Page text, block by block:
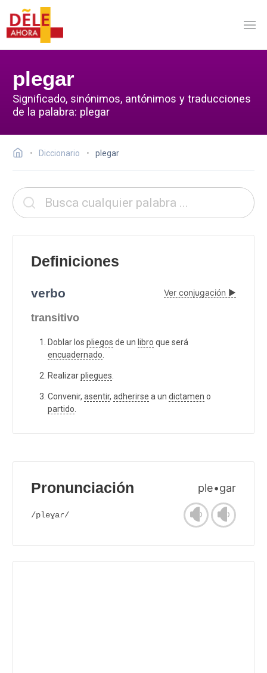
plegar
Significado, sinónimos, antónimos y traducciones
de la palabra: plegar
Diccionario plegar
Definiciones
verbo Ver conjugación ▶
transitivo
Doblar los pliegos de un libro que será
encuadernado
Realizarpliegues
Convenir, asentir, adherirse a un dictamen o
partido
Pronunciación ple•gar
/pleɣaɾ/